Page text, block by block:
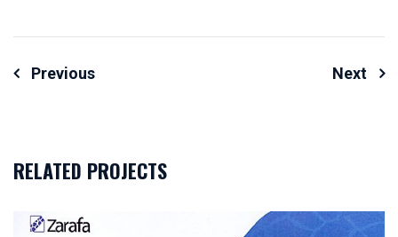
Navigazione
Previous Next
RELATED PROJECTS